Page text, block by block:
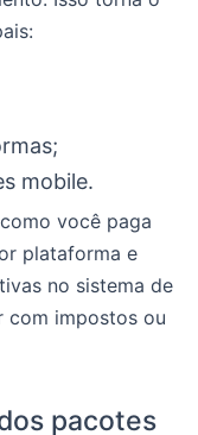
mobile.
você paga
plataforma e
no sistema de
com impostos ou
pacotes